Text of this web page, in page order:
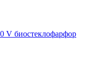
V биостеклофарфор